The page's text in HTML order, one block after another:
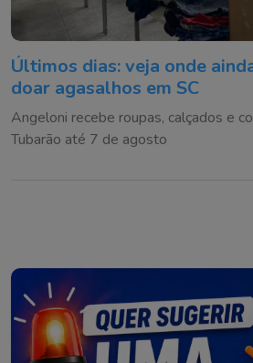
Últimos dias: veja onde
doar agasalhos em SC
Angeloni recebe roupas, calçados e
Tubarão até 7 de agosto